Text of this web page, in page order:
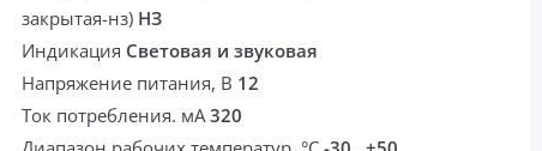
закрытая-нз) НЗ
Индикация Световая и звуковая
Напряжение питания, В 12
Ток потребления. мА320